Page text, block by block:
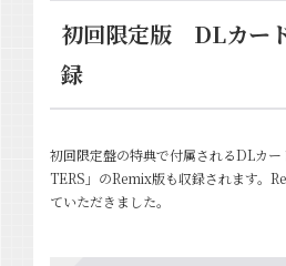
初回限定版 DLカー
録
初回限定盤の特典で付属されるDLカ
TERS」のRemix版も収録されます。
ていただきました。